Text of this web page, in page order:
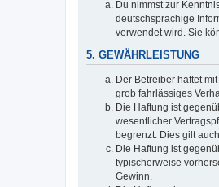
Du nimmst zur
deutschsprachige
verwendet wird. Sie
5. GEWÄHRLEISTUNG
Der Betreiber haftet
grob fahrlässiges
Die Haftung ist
wesentlicher
begrenzt. Dies gilt
Die Haftung ist
typischerweise
Gewinn.